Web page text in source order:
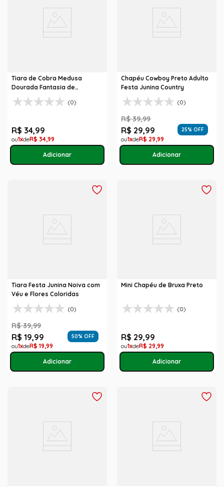
Tiara de Cobra Medusa
Dourada Fantasia de
Halloween
(0)
R$ 34,99
1 R$ 34,99
Chapéu Cowboy Preto Adulto
Festa Junina Country
(0)
R$ 39,99
R$ 29,99 25% OFF
1 R$ 29,99
Tiara Festa Junina Noiva com
Véu e Flores Coloridas
(0)
R$ 39,99
R$ 19,99 50% OFF
1 R$ 19,99
Mini Chapéu de Bruxa Preto
(0)
R$ 29,99
1 R$ 29,99